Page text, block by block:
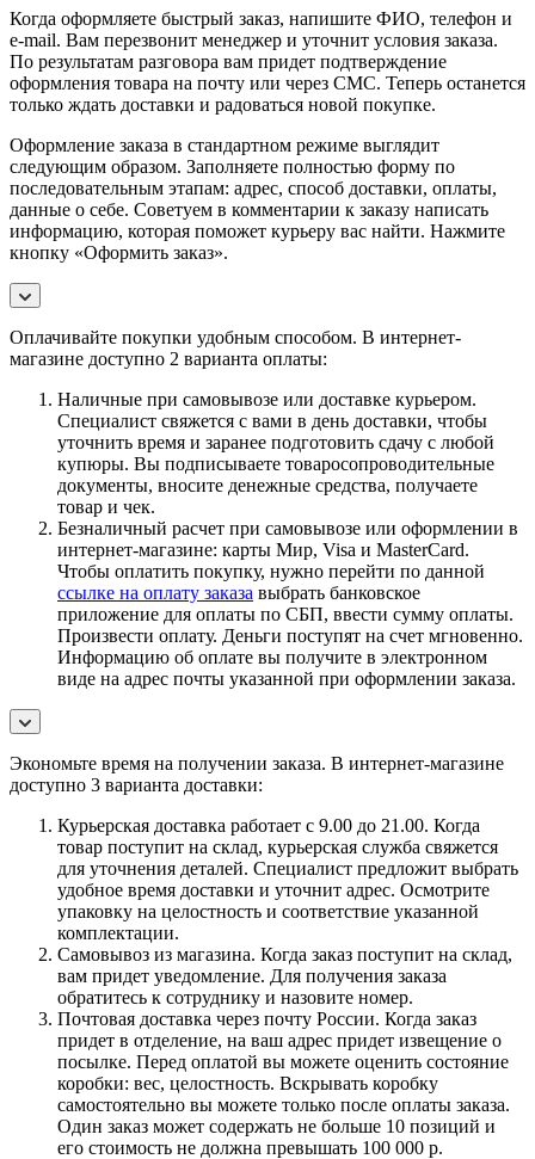
Когда оформляете быстрый заказ, напишите ФИО, телефон и
e-mail. Вам перезвонит менеджер и уточнит условия заказа.
По результатам разговора вам придет подтверждение
оформления товара на почту или через СМС. Теперь останется
только ждать доставки и радоваться новой покупке.
Оформление заказа в стандартном режиме выглядит
следующим образом. Заполняете полностью форму по
последовательным этапам: адрес, способ доставки, оплаты,
данные о себе. Советуем в комментарии к заказу написать
информацию, которая поможет курьеру вас найти. Нажмите
кнопку «Оформить заказ».
Оплачивайте покупки удобным способом. В интернет-
магазине доступно 2 варианта оплаты:
Наличные при самовывозе или доставке курьером.
Специалист свяжется с вами в день доставки, чтобы
уточнить время и заранее подготовить сдачу с любой
купюры. Вы подписываете товаросопроводительные
документы, вносите денежные средства, получаете
товар и чек.
Безналичный расчет при самовывозе или оформлении в
интернет-магазине: карты Мир, Visa и MasterCard.
Чтобы оплатить покупку, нужно перейти по данной
ссылке на оплату заказа выбрать банковское
приложение для оплаты по СБП, ввести сумму оплаты.
Произвести оплату. Деньги поступят на счет мгновенно.
Информацию об оплате вы получите в электронном
виде на адрес почты указанной при оформлении заказа.
Экономьте время на получении заказа. В интернет-магазине
доступно 3 варианта доставки:
Курьерская доставка работает с 9.00 до 21.00. Когда
товар поступит на склад, курьерская служба свяжется
для уточнения деталей. Специалист предложит выбрать
удобное время доставки и уточнит адрес. Осмотрите
упаковку на целостность и соответствие указанной
комплектации.
Самовывоз из магазина. Когда заказ поступит на склад,
вам придет уведомление. Для получения заказа
обратитесь к сотруднику и назовите номер.
Почтовая доставка через почту России. Когда заказ
придет в отделение, на ваш адрес придет извещение о
посылке. Перед оплатой вы можете оценить состояние
коробки: вес, целостность. Вскрывать коробку
самостоятельно вы можете только после оплаты заказа.
Один заказ может содержать не больше 10 позиций и
его стоимость не должна превышать 100 000 р.